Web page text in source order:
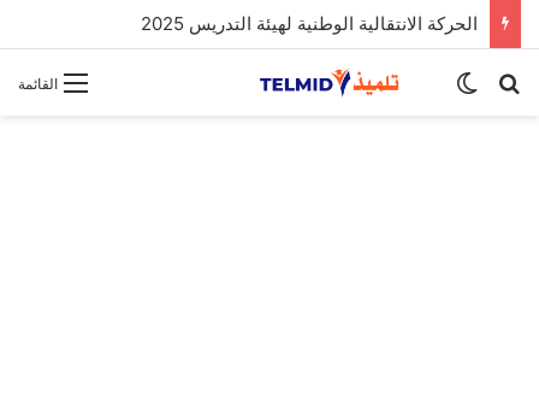
الحركة الانتقالية الوطنية لهيئة التدريس 2025
القائمة بحث عنالوضع المظلم